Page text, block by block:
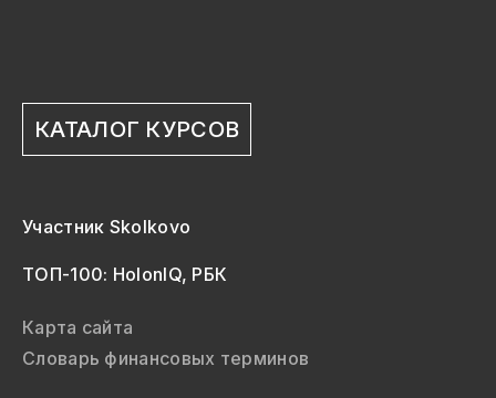
КАТАЛОГ КУРСОВ
Участник Skolkovo
ТОП-100: HolonIQ, РБК
Карта сайта
Словарь финансовых терминов